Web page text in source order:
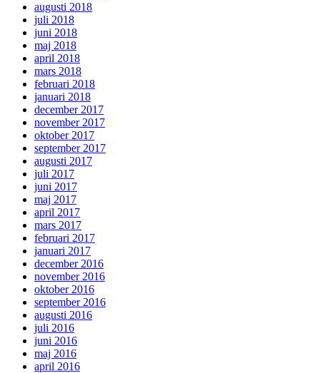
augusti 2018
juli 2018
juni 2018
maj 2018
april 2018
mars 2018
februari 2018
januari 2018
december 2017
november 2017
oktober 2017
september 2017
augusti 2017
juli 2017
juni 2017
maj 2017
april 2017
mars 2017
februari 2017
januari 2017
december 2016
november 2016
oktober 2016
september 2016
augusti 2016
juli 2016
juni 2016
maj 2016
april 2016